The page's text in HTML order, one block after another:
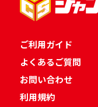
ご利用ガイド
よくあるご質問
お問い合わせ
利用規約